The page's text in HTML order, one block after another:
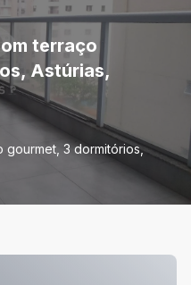
terraço
Astúrias,
gourmet, 3 dormitórios,